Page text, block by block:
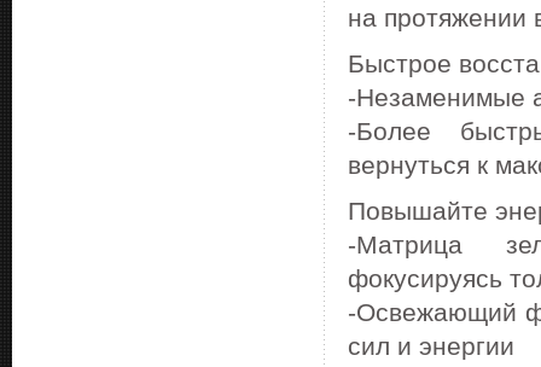
на протяжении
Быстрое
-Незаменимые
-Более
вернуться к
Повышайте
-Матрица
фокусируясь
-Освежающий
сил и энергии